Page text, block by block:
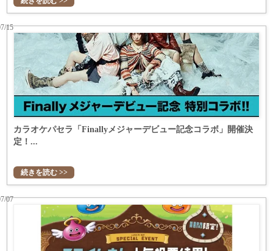
カラオケパセラ「Finallyメジャーデビュー記念コラボ」開催決
定！...
15
続きを読む >>
07